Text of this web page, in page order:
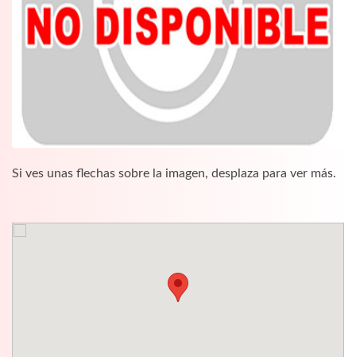
Si ves unas flechas sobre la imagen, desplaza para ver más.